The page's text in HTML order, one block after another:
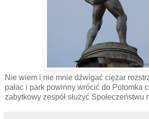
Nie wiem i nie mnie dźwigać ciężar
pałac i park powinny wrócić do Potomka
zabytkowy zespół służyć Społeczeństwu